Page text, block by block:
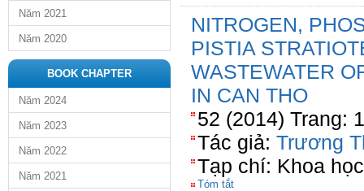
Năm 2021
Năm 2020
BOOK CHAPTER
Năm 2024
Năm 2023
Năm 2022
Năm 2021
NITROGEN,
PISTIA
WASTEWATER
IN CAN THO
52 (2014) Trang:
Tác giả: Trương
Tạp chí: Khoa
Tóm tắt